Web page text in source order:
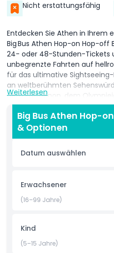
Nicht erstattungsfähig
Entdecken Sie Athen in Ihrem
Big Bus Athen Hop-on Hop-off
24- oder 48-Stunden-Tickets
unbegrenzte Fahrten auf
für das ultimative Sightseeing-
an weltberühmten
dem Parthenon, dem
vorbei und steigen Sie an
historische Viertel wie Plaka,
Nationalarchäologische
Athen Ticket beinhaltet
Audiokommentar, der das
Kultur Griechenlands zum
verbunden und erhalten Sie
Big Bus App. Ob Sie nun die
Lykabettus-Hügel genießen,
Küche in traditionellen
Bustour ermöglicht es Ihnen,
individuell zu gestalten. Ideal
Weiterlesen
Big Bus Athen Hop-
& Optionen
Datum auswählen
Erwachsener
(16–99 Jahre)
Kind
(5–15 Jahre)